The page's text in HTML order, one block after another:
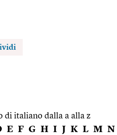
di italiano dalla a alla z
E F G H I J K L M N